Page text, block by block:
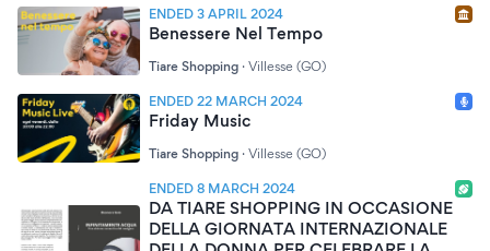
ENDED 3 APRIL 2024
Benessere Nel Tempo
Tiare Shopping · Villesse (GO)
ENDED 22 MARCH 2024
Friday Music
Tiare Shopping · Villesse (GO)
ENDED 8 MARCH 2024
DA TIARE SHOPPING IN OCCASIONE
DELLA GIORNATA INTERNAZIONALE